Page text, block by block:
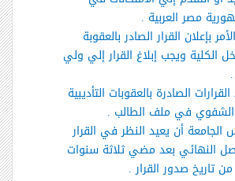
مصر العربية .
بإعلان القرار الصادر بالعقوبة
الكلية ويجب إبلاغ القرار إلي ولي
الصادرة بالعقوبات التأديبية
الشفوي في ملف الطالب .
الجامعة أن يعيد النظر في القرار
النهائي بعد مضي ثلاثة سنوات
تاريخ صدور القرار .